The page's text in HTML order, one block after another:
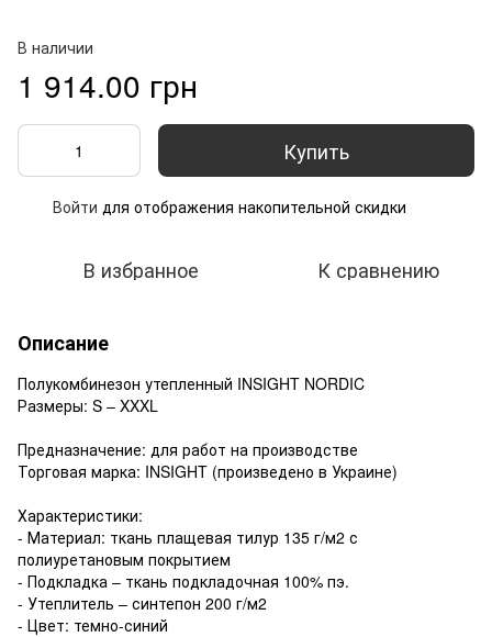
В наличии
1 914.00 грн
Купить
Войти для отображения накопительной скидки
В избранное К сравнению
Описание
Полукомбинезон утепленный INSIGHT NORDIC
Размеры: S – XXXL
Предназначение: для работ на производстве
Торговая марка: INSIGHT (произведено в Украине)
Характеристики:
- Материал: ткань плащевая тилур 135 г/м2 с
полиуретановым покрытием
- Подкладка – ткань подкладочная 100% пэ.
- Утеплитель – синтепон 200 г/м2
- Цвет: темно-синий